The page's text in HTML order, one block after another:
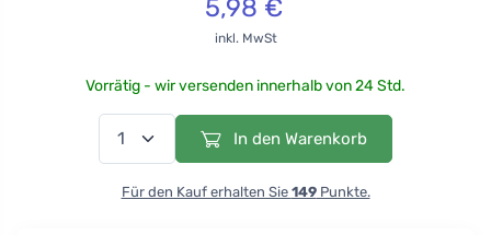
5,98 €
inkl. MwSt
Vorrätig - wir versenden innerhalb von 24 Std.
In den Warenkorb
Für den Kauf erhalten Sie 149Punkte.